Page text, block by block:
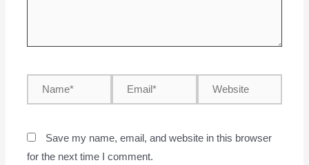
Save my name, email, and website in this browser
for the next time I comment.